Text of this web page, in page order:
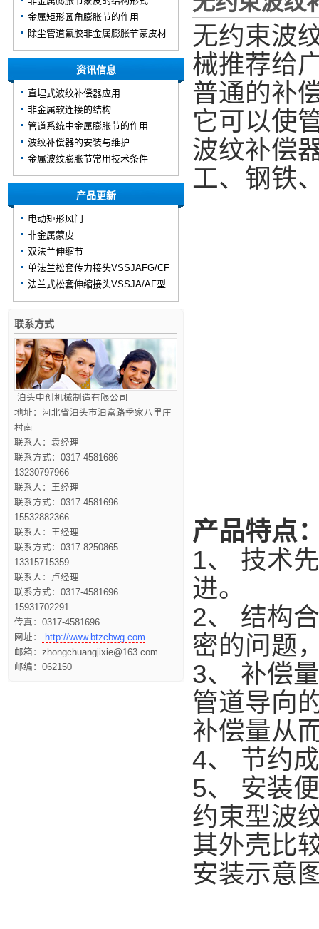
无约束波
械推荐给
普通的补
它可以使
波纹补偿
工、钢铁
产品特点
1、 技术
进。
2、 结构
密的问题
3、 补偿
管道导向
补偿量从
4、 节约
5、 安装
约束型波
其外壳比
安装示意
金属矩形圆角膨胀节的作用
除尘管道氟胶非金属膨胀节蒙皮材
质
资讯信息
直埋式波纹补偿器应用
非金属软连接的结构
管道系统中金属膨胀节的作用
波纹补偿器的安装与维护
金属波纹膨胀节常用技术条件
产品更新
电动矩形风门
非金属蒙皮
双法兰伸缩节
单法兰松套传力接头VSSJAFG/CF
型
法兰式松套伸缩接头VSSJA/AF型
联系方式
泊头中创机械制造有限公司
地址：河北省泊头市泊富路季家八里庄
村南
联系人：袁经理
联系方式：0317-4581686
13230797966
联系人：王经理
联系方式：0317-4581696
15532882366
联系人：王经理
联系方式：0317-8250865
13315715359
联系人：卢经理
联系方式：0317-4581696
15931702291
传真：0317-4581696
网址：
http://www.btzcbwg.com
邮箱：zhongchuangjixie@163.com
邮编：062150